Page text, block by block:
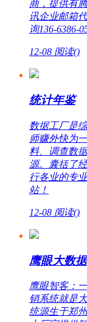
商，提供有
讯企业邮箱
询136-6386-
12-08 阅读()
统计年鉴
数据工厂是
师赚外快为
料、调查数
源。囊括了
行各业的专
站！
12-08 阅读()
鹰眼大数据
鹰眼智客：
销系统就是
统源生于郑